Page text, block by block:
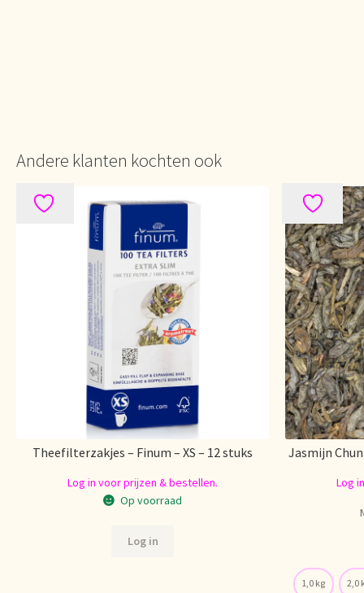
Andere klanten kochten ook
Theefilterzakjes – Finum – XS – 12 stuks
Log in voor prijzen & bestellen.
Op voorraad
Log in
Jasmijn
Log
1,0 kg 2,0